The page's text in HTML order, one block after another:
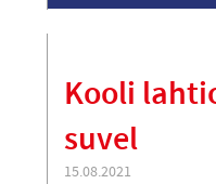
Kooli
suvel
15.08.2021